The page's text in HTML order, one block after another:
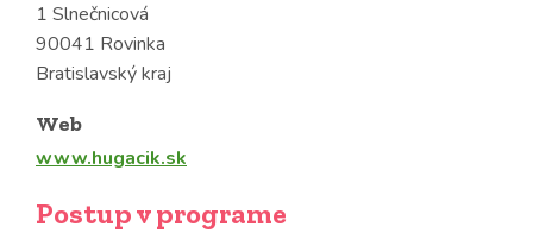
1 Slnečnicová
90041 Rovinka
Bratislavský kraj
Web
www.hugacik.sk
Postup v programe